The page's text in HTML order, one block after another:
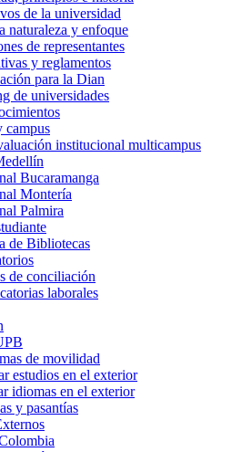
de la universidad
naturaleza y enfoque
de representantes
y reglamentos
para la Dian
de universidades
campus
institucional multicampus
Bucaramanga
Montería
Palmira
de Bibliotecas
de conciliación
laborales
de movilidad
estudios en el exterior
idiomas en el exterior
y pasantías